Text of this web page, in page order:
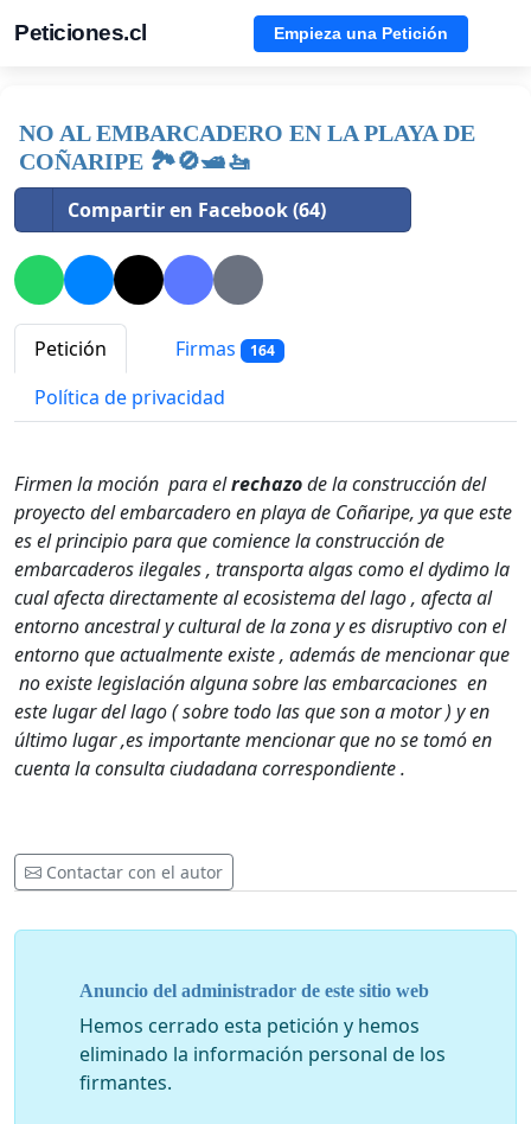
Peticiones.cl Empieza una Petición
NO AL EMBARCADERO EN LA PLAYA DE
COÑARIPE 🏞🚫🛥🚤
Compartir en Facebook (64)
Petición Firmas 164
Política de privacidad
Firmen la moción para elrechazode la construcción del
proyecto del embarcadero en playa de Coñaripe, ya que este
es el principio para que comience la construcción de
embarcaderos ilegales , transporta algas como el dydimo la
cual afecta directamente al ecosistema del lago , afecta al
entorno ancestral y cultural de la zona y es disruptivo con el
entorno que actualmente existe , además de mencionar que
no existe legislación alguna sobre las embarcaciones en
este lugar del lago ( sobre todo las que son a motor ) y en
último lugar ,es importante mencionar que no se tomó en
cuenta la consulta ciudadana correspondiente .
Contactar con el autor
Anuncio del administrador de este sitio web
Hemos cerrado esta petición y hemos
eliminado la información personal de los
firmantes.